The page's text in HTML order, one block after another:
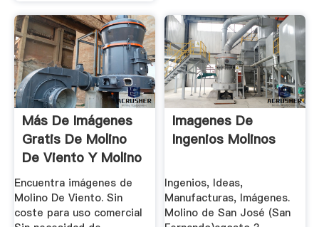
Más De Imágenes
Gratis De Molino
De Viento Y Molino
...
Encuentra imágenes de
Molino De Viento. Sin
coste para uso comercial
Imagenes De
Ingenios Molinos
Ingenios, Ideas,
Manufacturas, Imágenes.
Molino de San José (San